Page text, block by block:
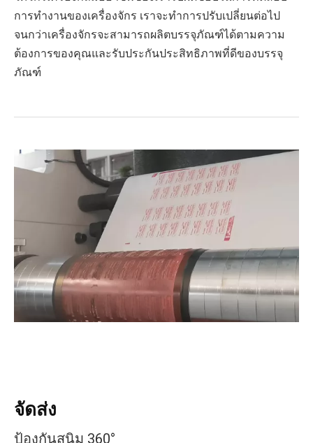
การทำงานของเครื่องจักร เราจะทำการปรับเปลี่ยนต่อไป
จนกว่าเครื่องจักรจะสามารถผลิตบรรจุภัณฑ์ได้ตามความ
ต้องการของคุณและรับประกันประสิทธิภาพที่ดีของบรรจุ
ภัณฑ์
จัดส่ง
ป้องกันสนิม 360°